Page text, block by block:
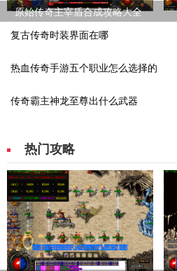
原始传奇主宰盾合成攻略大全
复古传奇时装界面在哪
热血传奇手游五个职业怎么选择的
传奇霸主神龙至尊出什么武器
热门攻略